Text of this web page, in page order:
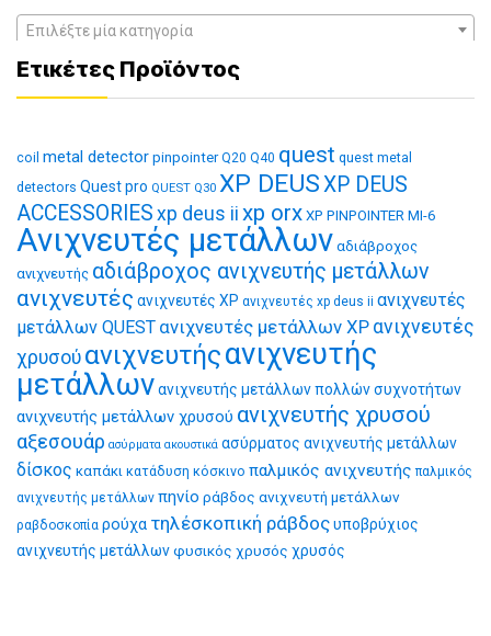
Επιλέξτε μία κατηγορία
Ετικέτες Προϊόντος
coil metal detector pinpointer Q20 Q40 quest quest metal
detectors Quest pro QUEST Q30 XP DEUSXP DEUS
ACCESSORIES xp deus ii xp orx XP PINPOINTER MI-6
Ανιχνευτές μετάλλων αδιάβροχος
ανιχνευτής αδιάβροχος ανιχνευτής μετάλλων
ανιχνευτές ανιχνευτές XP ανιχνευτές xp deus ii ανιχνευτές
μετάλλων QUEST ανιχνευτές μετάλλων XP ανιχνευτές
χρυσού ανιχνευτήςανιχνευτής
μετάλλωνανιχνευτής μετάλλων πολλών συχνοτήτων
ανιχνευτής μετάλλων χρυσού ανιχνευτής χρυσού
αξεσουάρ ασύρματα ακουστικά ασύρματος ανιχνευτής μετάλλων
δίσκος καπάκι κατάδυση κόσκινο παλμικός ανιχνευτής παλμικός
ανιχνευτής μετάλλων πηνίο ράβδος ανιχνευτή μετάλλων
ραβδοσκοπία ρούχα τηλέσκοπική ράβδοςυποβρύχιος
ανιχνευτής μετάλλωνφυσικός χρυσός χρυσός